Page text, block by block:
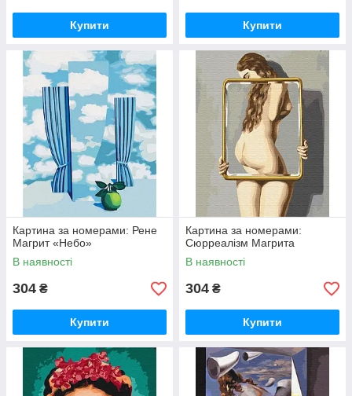
Купити Купити
Картина за номерами: Рене
Магрит «Небо»
В наявності
304 ₴
Купити
Картина за номерами:
Сюрреалізм Магрита
В наявності
304 ₴
Купити